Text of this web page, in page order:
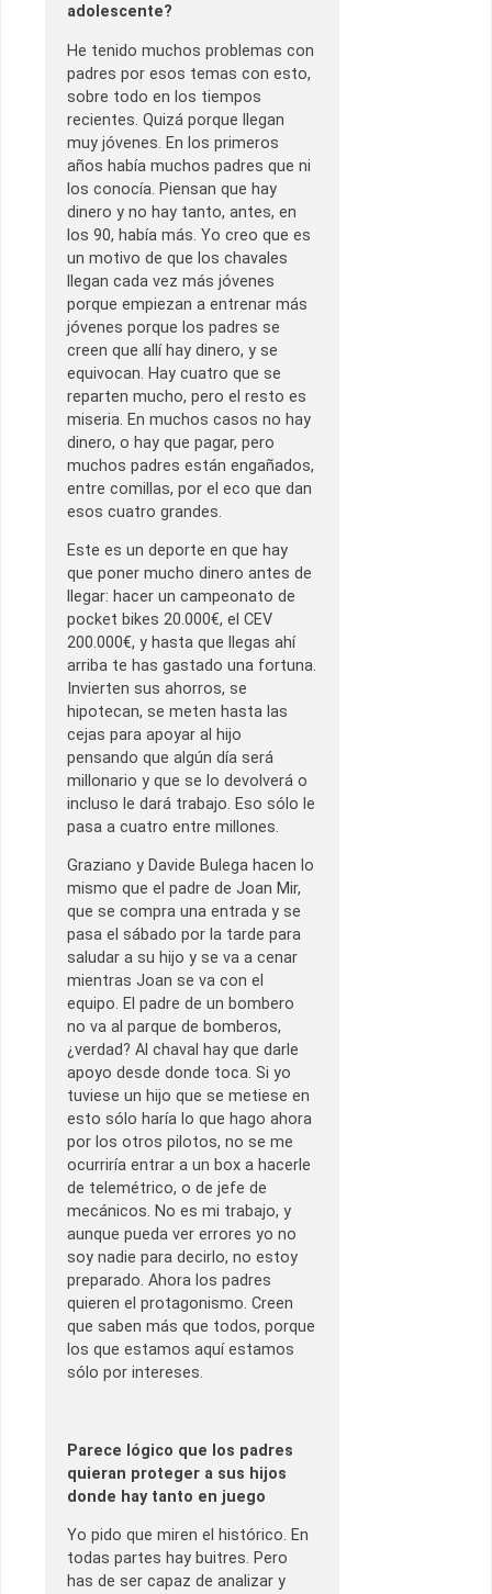
adolescente?
He tenido muchos problemas con
padres por esos temas con esto,
sobre todo en los tiempos
recientes. Quizá porque llegan
muy jóvenes. En los primeros
años había muchos padres que ni
los conocía. Piensan que hay
dinero y no hay tanto, antes, en
los 90, había más. Yo creo que es
un motivo de que los chavales
llegan cada vez más jóvenes
porque empiezan a entrenar más
jóvenes porque los padres se
creen que allí hay dinero, y se
equivocan. Hay cuatro que se
reparten mucho, pero el resto es
miseria. En muchos casos no hay
dinero, o hay que pagar, pero
muchos padres están engañados,
entre comillas, por el eco que dan
esos cuatro grandes.
Este es un deporte en que hay
que poner mucho dinero antes de
llegar: hacer un campeonato de
pocket bikes 20.000€, el CEV
200.000€, y hasta que llegas ahí
arriba te has gastado una fortuna.
Invierten sus ahorros, se
hipotecan, se meten hasta las
cejas para apoyar al hijo
pensando que algún día será
millonario y que se lo devolverá o
incluso le dará trabajo. Eso sólo le
pasa a cuatro entre millones.
Graziano y Davide Bulega hacen lo
mismo que el padre de Joan Mir,
que se compra una entrada y se
pasa el sábado por la tarde para
saludar a su hijo y se va a cenar
mientras Joan se va con el
equipo. El padre de un bombero
no va al parque de bomberos,
¿verdad? Al chaval hay que darle
apoyo desde donde toca. Si yo
tuviese un hijo que se metiese en
esto sólo haría lo que hago ahora
por los otros pilotos, no se me
ocurriría entrar a un box a hacerle
de telemétrico, o de jefe de
mecánicos. No es mi trabajo, y
aunque pueda ver errores yo no
soy nadie para decirlo, no estoy
preparado. Ahora los padres
quieren el protagonismo. Creen
que saben más que todos, porque
los que estamos aquí estamos
sólo por intereses.
Parece lógico que los padres
quieran proteger a sus hijos
donde hay tanto en juego
Yo pido que miren el histórico. En
todas partes hay buitres. Pero
has de ser capaz de analizar y